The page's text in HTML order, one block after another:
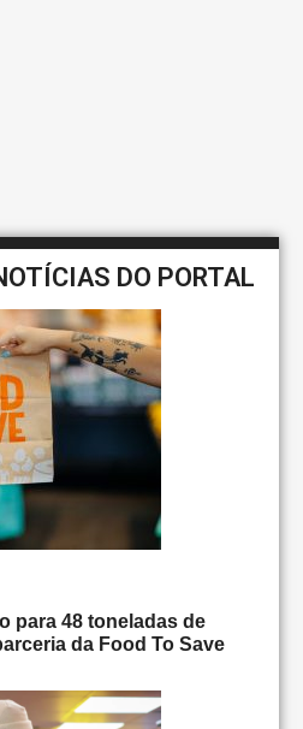
DO PORTAL
para 48 toneladas de
da Food To Save